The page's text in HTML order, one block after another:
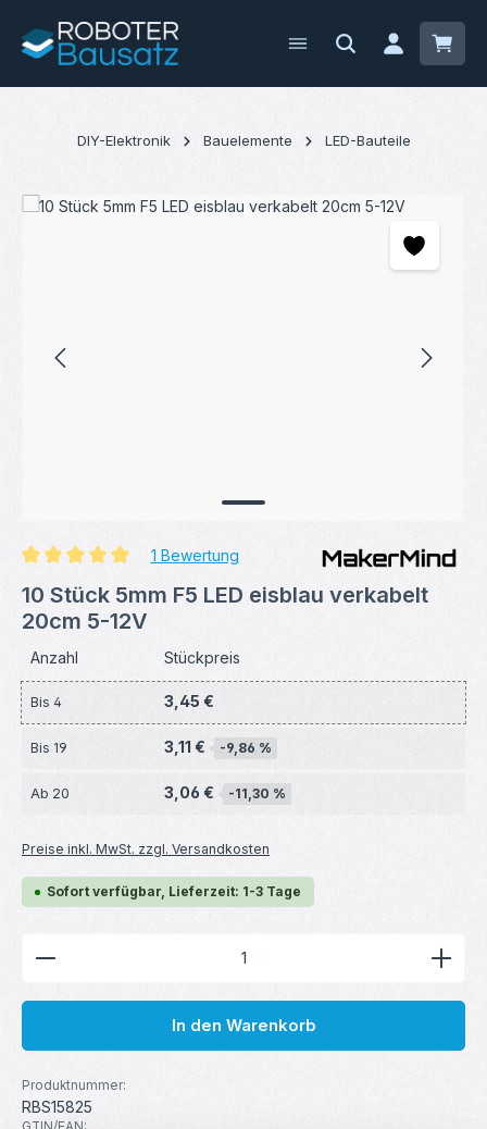
Zum Hauptinhalt springen
DIY-Elektronik Bauelemente LED-Bauteile
Bildergalerie überspringen
1 Bewertung
10 Stück 5mm F5 LED eisblau verkabelt
20cm 5-12V
Anzahl Stückpreis
Bis 4 3,45 €
Bis 19 3,11 € -9,86 %
Ab 20 3,06 € -11,30 %
Preise inkl. MwSt. zzgl. Versandkosten
Sofort verfügbar, Lieferzeit: 1-3 Tage
Produkt Anzahl: Gib den gewünschten Wert ein
In den Warenkorb
Produktnummer:
RBS15825